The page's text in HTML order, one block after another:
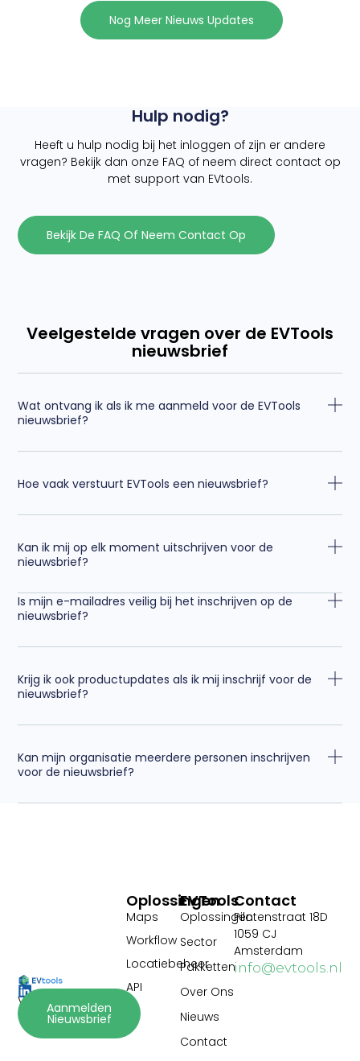
Nog Meer Nieuws Updates
Hulp nodig?
Heeft u hulp nodig bij het inloggen of zijn er andere
vragen? Bekijk dan onze FAQ of neem direct contact op
met support van EVtools.
Bekijk De FAQ Of Neem Contact Op
Veelgestelde vragen over de EVTools
nieuwsbrief
Wat ontvang ik als ik me aanmeld voor de EVTools
nieuwsbrief?
Hoe vaak verstuurt EVTools een nieuwsbrief?
Kan ik mij op elk moment uitschrijven voor de
nieuwsbrief?
Is mijn e-mailadres veilig bij het inschrijven op de
nieuwsbrief?
Krijg ik ook productupdates als ik mij inschrijf voor de
nieuwsbrief?
Kan mijn organisatie meerdere personen inschrijven
voor de nieuwsbrief?
Volg ons:Aanmelden
Nieuwsbrief
EVTools
Oplossingen
Sector
Pakketten
Over Ons
Nieuws
Contact
Oplossingen
Maps
Workflow
Locatiebeheer
API
Contact
Pilotenstraat 18D
1059 CJ
Amsterdam
info@evtools.nl